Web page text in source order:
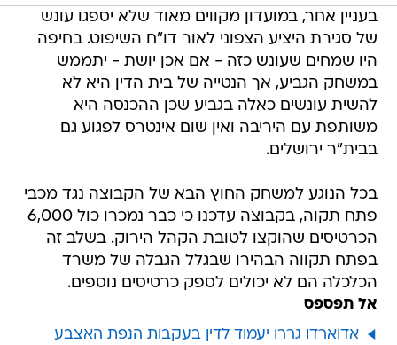
בעניין אחר, במועדון מקווים מאוד שלא יספגו עונש
של סגירת היציע הצפוני לאור דו"ח השיפוט. בחיפה
היו שמחים שעונש כזה - אם אכן יושת - יתממש
במשחק הגביע, אך הנטייה של בית הדין היא לא
להשית עונשים כאלה בגביע שכן ההכנסה היא
משותפת עם היריבה ואין שום אינטרס לפגוע גם
בבית"ר ירושלים.
בכל הנוגע למשחק החוץ הבא של הקבוצה נגד מכבי
פתח תקוה, בקבוצה עדכנו כי כבר נמכרו כול 6,000
הכרטיסים שהוקצו לטובת הקהל הירוק. בשלב זה
בפתח תקווה הבהירו שבגלל הגבלה של משרד
הכלכלה הם לא יכולים לספק כרטיסים נוספים.
אל תפספס
אדוארדו גררו יעמוד לדין בעקבות הנפת האצבע